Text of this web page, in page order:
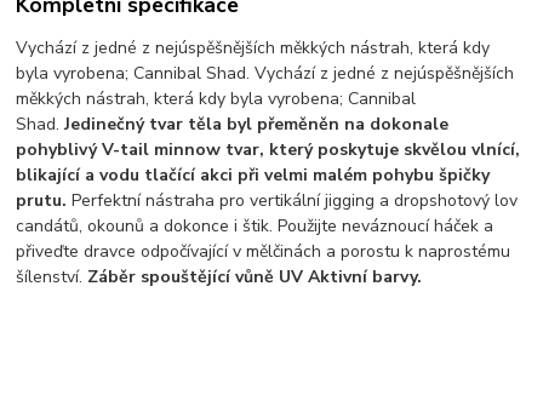
Vychází z jedné z nejúspěšnějších měkkých nástrah, která kdy
byla vyrobena; Cannibal Shad. Vychází z jedné z nejúspěšnějších
měkkých nástrah, která kdy byla vyrobena; Cannibal
Shad.Jedinečný tvar těla byl přeměněn na dokonale
pohyblivý V-tail minnow tvar, který poskytuje skvělou vlnící,
blikající a vodu tlačící akci při velmi malém pohybu špičky
prutu. Perfektní nástraha pro vertikální jigging a dropshotový lov
candátů, okounů a dokonce i štik. Použijte neváznoucí háček a
přiveďte dravce odpočívající v mělčinách a porostu k naprostému
šílenství. Záběr spouštějící vůně UV Aktivní barvy.